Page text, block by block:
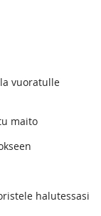
vuoratulle
maito
halutessasi